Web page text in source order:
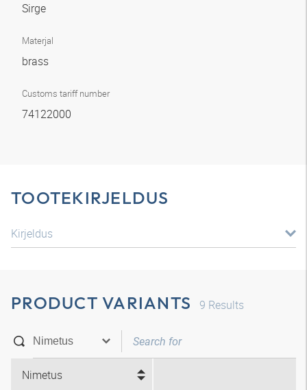
Sirge
Materjal
brass
Customs tariff number
74122000
TOOTEKIRJELDUS
Kirjeldus
PRODUCT VARIANTS 9 Results
Nimetus